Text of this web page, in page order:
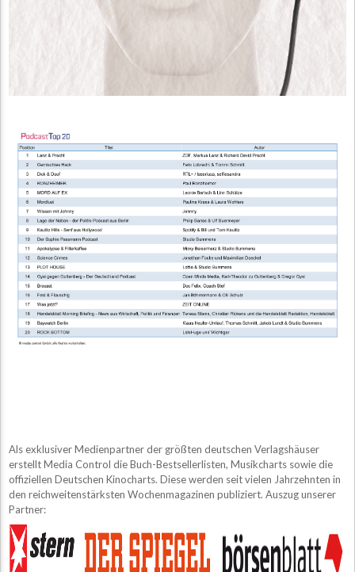
Als exklusiver Medienpartner der größten deutschen Verlagshäuser
erstellt Media Control die Buch-Bestsellerlisten, Musikcharts sowie die
offiziellen Deutschen Kinocharts. Diese werden seit vielen Jahrzehnten in
den reichweitenstärksten Wochenmagazinen publiziert. Auszug unserer
Partner: